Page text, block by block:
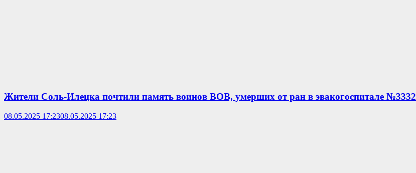
Жители Соль-Илецка почтили память воинов ВОВ, умерших от ран в эвакогоспитале №3332
08.05.2025 17:2308.05.2025 17:23